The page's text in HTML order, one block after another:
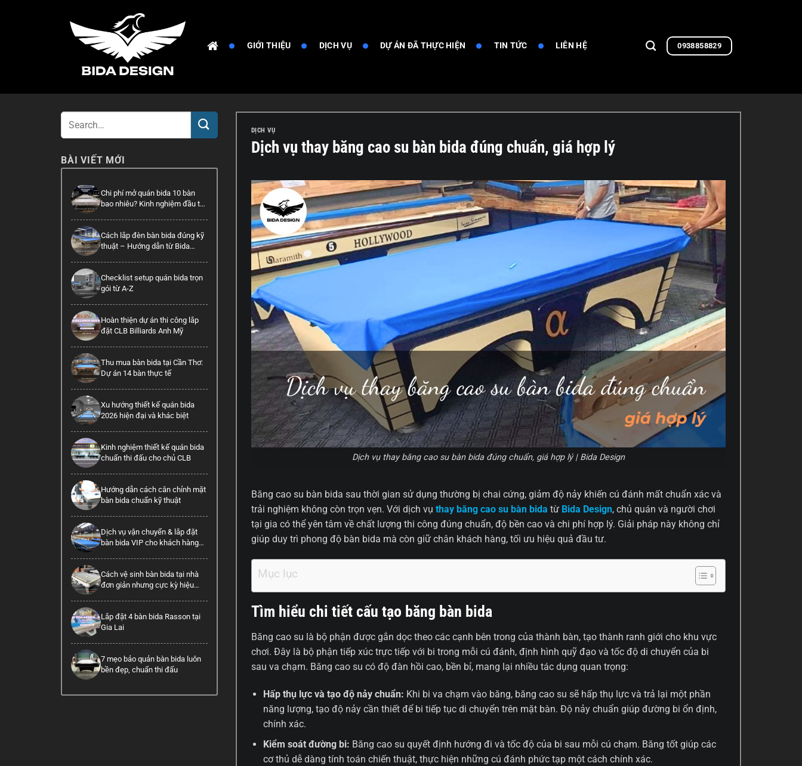
GIỚI THIỆU DỊCH VỤ DỰ ÁN ĐÃ THỰC HIỆN TIN TỨC LIÊN HỆ 0938858829
BÀI VIẾT MỚI
Chi phí mở quán bida 10 bàn
bao nhiêu? Kinh nghiệm đầu tư
Cách lắp đèn bàn bida đúng kỹ
thuật – Hướng dẫn từ Bida
Checklist setup quán bida trọn
gói từ A-Z
Hoàn thiện dự án thi công lắp
đặt CLB Billiards Anh Mỹ
Thu mua bàn bida tại Cần Thơ:
Dự án 14 bàn thực tế
Xu hướng thiết kế quán bida
2026 hiện đại và khác biệt
Kinh nghiệm thiết kế quán bida
chuẩn thi đấu cho chủ CLB
Hướng dẫn cách cân chỉnh mặt
bàn bida chuẩn kỹ thuật
Dịch vụ vận chuyển & lắp đặt
bàn bida VIP cho khách hàng
Cách vệ sinh bàn bida tại nhà
đơn giản nhưng cực kỳ hiệu
Lắp đặt 4 bàn bida Rasson tại
Gia Lai
7 mẹo bảo quản bàn bida luôn
bền đẹp, chuẩn thi đấu
DỊCH VỤ
Dịch vụ thay băng cao su bàn bida đúng chuẩn, giá hợp lý
Dịch vụ thay băng cao su bàn bida đúng chuẩn, giá hợp lý | Bida Design
Băng cao su bàn bida sau thời gian sử dụng thường bị chai cứng, giảm độ nảy khiến cú đánh mất chuẩn xác và
trải nghiệm không còn trọn vẹn. Với dịch vụ thay băng cao su bàn bida từ Bida Design, chủ quán và người chơi
tại gia có thể yên tâm về chất lượng thi công đúng chuẩn, độ bền cao và chi phí hợp lý. Giải pháp này không chỉ
giúp duy trì phong độ bàn bida mà còn giữ chân khách hàng, tối ưu hiệu quả đầu tư.
Mục lục
Tìm hiểu chi tiết cấu tạo băng bàn bida
Băng cao su là bộ phận được gắn dọc theo các cạnh bên trong của thành bàn, tạo thành ranh giới cho khu vực
chơi. Đây là bộ phận tiếp xúc trực tiếp với bi trong mỗi cú đánh, định hình quỹ đạo và tốc độ di chuyển của bi
sau va chạm. Băng cao su có độ đàn hồi cao, bền bỉ, mang lại nhiều tác dụng quan trọng:
Hấp thụ lực và tạo độ nảy chuẩn: Khi bi va chạm vào băng, băng cao su sẽ hấp thụ lực và trả lại một phần
năng lượng, tạo độ nảy cần thiết để bi tiếp tục di chuyển trên mặt bàn. Độ nảy chuẩn giúp đường bi ổn định,
chính xác.
Kiểm soát đường bi: Băng cao su quyết định hướng đi và tốc độ của bi sau mỗi cú chạm. Băng tốt giúp các
cơ thủ dễ dàng tính toán chiến thuật, thực hiện những cú đánh phức tạp một cách chính xác.